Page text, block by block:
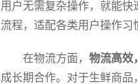
用户无需复杂操作，就能
流程，适配各类用户操作习
在物流方面， 物流高效
成长期合作。对于生鲜商